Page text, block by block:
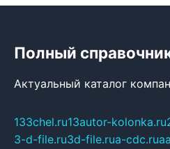
Полный
Актуальный каталог
133chel.ru13autor-kolonka.ru
3-d-file.ru3d-file.rua-cdc.ru